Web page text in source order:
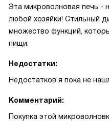
Эта микроволновая печь -
любой хозяйки! Стильный
множество функций,
пищи.
Недостатки:
Недостатков я пока не
Комментарий:
Покупка этой